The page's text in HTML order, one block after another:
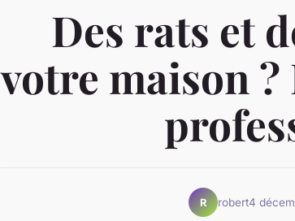
Des rats et
votre maison ?
R robert4